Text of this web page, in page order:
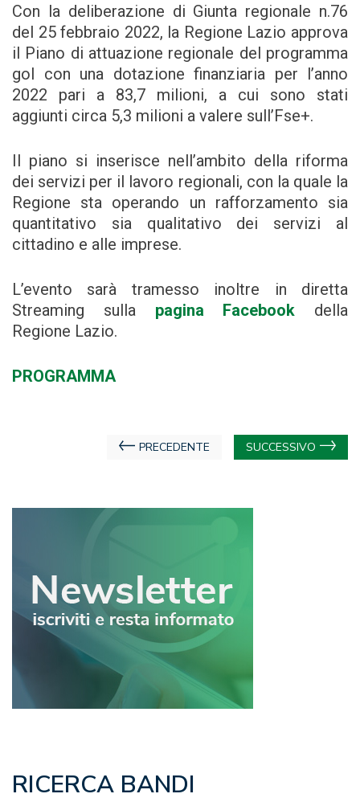
Con la deliberazione di Giunta regionale n.76
del 25 febbraio 2022, la Regione Lazio approva
il Piano di attuazione regionale del programma
gol con una dotazione finanziaria per l’anno
2022 pari a 83,7 milioni, a cui sono stati
aggiunti circa 5,3 milioni a valere sull’Fse+.
Il piano si inserisce nell’ambito della riforma
dei servizi per il lavoro regionali, con la quale la
Regione sta operando un rafforzamento sia
quantitativo sia qualitativo dei servizi al
cittadino e alle imprese.
L’evento sarà tramesso inoltre in diretta
Streaming sulla pagina Facebook della
Regione Lazio.
PROGRAMMA
Navigazione
PRECEDENTE SUCCESSIVO
RICERCA BANDI